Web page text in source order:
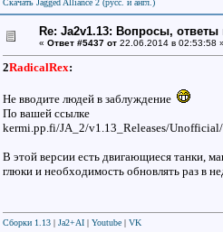
Скачать Jagged Alliance 2 (русс. и англ.)
Re: Ja2v1.13: Вопросы,
« Ответ #5437 от 22.06.2014 в 02:53:58
2RadicalRex:
Не вводите людей в заблуждение
По вашей ссылке
kermi.pp.fi/JA_2/v1.13_Releases/
В этой версии есть двигающиеся танки,
глюки и необходимость обновлять раз в
Сборки 1.13 | Ja2+AI | Youtube | VK